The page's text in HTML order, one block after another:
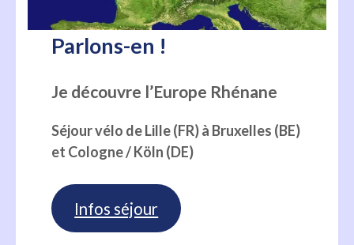
Parlons-en !
Je découvre l’Europe Rhénane
Séjour vélo de Lille (FR) à Bruxelles (BE)
et Cologne / Köln (DE)
Infos séjour